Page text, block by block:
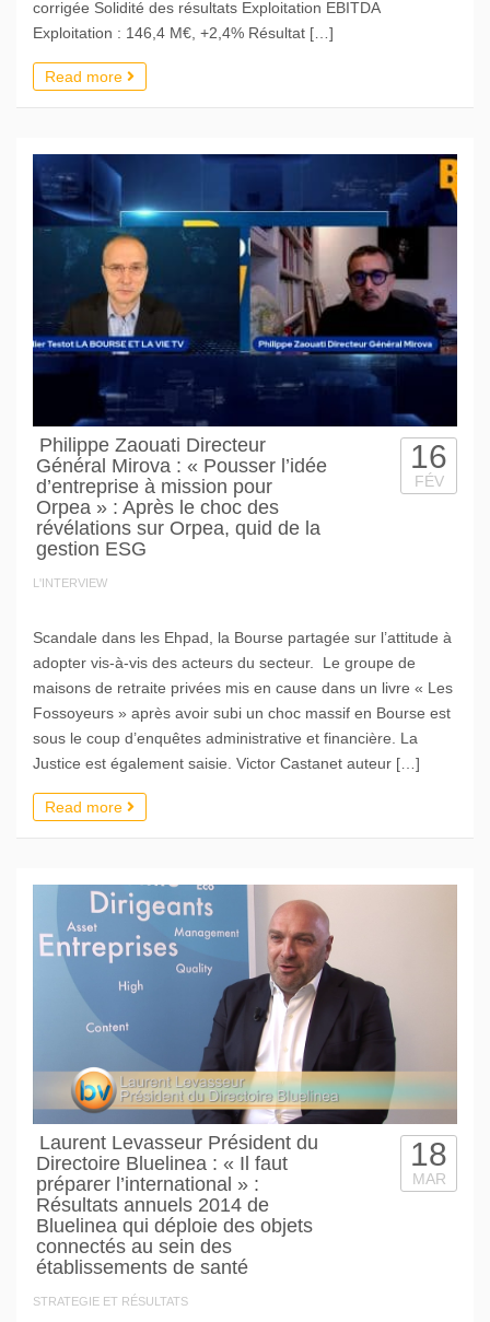
corrigée Solidité des résultats Exploitation EBITDA
Exploitation : 146,4 M€, +2,4% Résultat […]
Read more
Philippe Zaouati Directeur
Général Mirova : « Pousser l’idée
d’entreprise à mission pour
Orpea » : Après le choc des
révélations sur Orpea, quid de la
gestion ESG
L'INTERVIEW
16
FÉV
Scandale dans les Ehpad, la Bourse partagée sur l’attitude à
adopter vis-à-vis des acteurs du secteur. Le groupe de
maisons de retraite privées mis en cause dans un livre « Les
Fossoyeurs » après avoir subi un choc massif en Bourse est
sous le coup d’enquêtes administrative et financière. La
Justice est également saisie. Victor Castanet auteur […]
Read more
Laurent Levasseur Président du
Directoire Bluelinea : « Il faut
préparer l’international » :
Résultats annuels 2014 de
Bluelinea qui déploie des objets
connectés au sein des
établissements de santé
STRATEGIE ET RÉSULTATS
18
MAR